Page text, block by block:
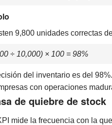
9,800 unidades correctas
÷ 10,000) × 100 = 98%
del inventario es del 98%.
con operaciones
de quiebre de stock
mide la frecuencia con la